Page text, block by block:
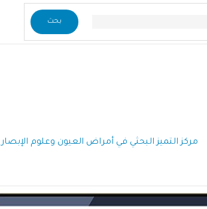
مركز التميز البحثي في أمراض العيون وعلوم الإبصار